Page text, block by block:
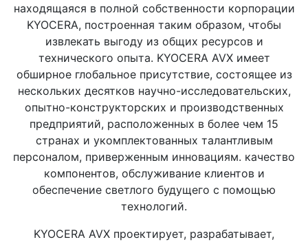
находящаяся в полной собственности корпорации
KYOCERA, построенная таким образом, чтобы
извлекать выгоду из общих ресурсов и
технического опыта. KYOCERA AVX имеет
обширное глобальное присутствие, состоящее из
нескольких десятков научно-исследовательских,
опытно-конструкторских и производственных
предприятий, расположенных в более чем 15
странах и укомплектованных талантливым
персоналом, приверженным инновациям. качество
компонентов, обслуживание клиентов и
обеспечение светлого будущего с помощью
технологий.
KYOCERA AVX проектирует, разрабатывает,